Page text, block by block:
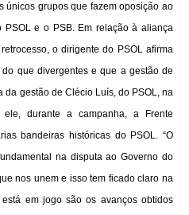
únicos grupos que fazem oposição ao
e o PSB. Em relação à aliança
o dirigente do PSOL afirma
que divergentes e que a gestão de
gestão de Clécio Luís, do PSOL, na
ele, durante a campanha, a Frente
bandeiras históricas do PSOL. “O
na disputa ao Governo do
nos unem e isso tem ficado claro na
em jogo são os avanços obtidos